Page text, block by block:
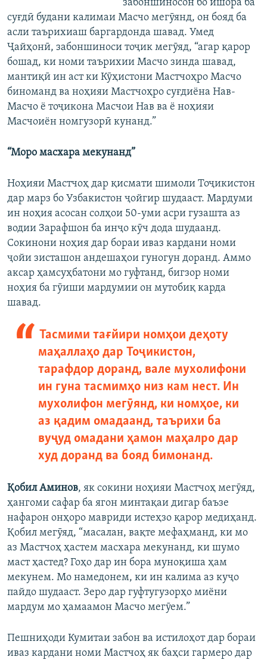
забоншиносон бо ишора ба
суғдӣ будани калимаи Масчо мегӯянд, он бояд ба
асли таърихиаш баргардонда шавад. Умед
Ҷайҳонӣ, забоншиноси тоҷик мегӯяд, “агар қарор
бошад, ки номи таърихии Масчо зинда шавад,
мантиқӣ ин аст ки Кӯҳистони Мастчоҳро Масчо
биноманд ва ноҳияи Мастчоҳро суғдиёна Нав-
Масчо ё тоҷикона Масчои Нав ва ё ноҳияи
Масчоиён номгузорӣ кунанд.”
“Моро масхара мекунанд”
Ноҳияи Мастчоҳ дар қисмати шимоли Тоҷикистон
дар марз бо Узбакистон ҷойгир шудааст. Мардуми
ин ноҳия асосан солҳои 50-уми асри гузашта аз
водии Зарафшон ба инҷо кӯч дода шудаанд.
Сокинони ноҳия дар бораи иваз кардани номи
ҷойи зисташон андешаҳои гуногун доранд. Аммо
аксар ҳамсуҳбатони мо гуфтанд, бигзор номи
ноҳия ба гӯиши мардумии он мутобиқ карда
шавад.
Тасмими тағйири номҳои деҳоту
маҳаллаҳо дар Тоҷикистон,
тарафдор доранд, вале мухолифони
ин гуна тасмимҳо низ кам нест. Ин
мухолифон мегӯянд, ки номҳое, ки
аз қадим омадаанд, таърихи ба
вуҷуд омадани ҳамон маҳалро дар
худ доранд ва бояд бимонанд.
Қобил Аминов, як сокини ноҳияи Мастчоҳ мегӯяд,
ҳангоми сафар ба ягон минтақаи дигар баъзе
нафарон онҳоро мавриди истеҳзо қарор медиҳанд.
Қобил мегӯяд, “масалан, вақте мефаҳманд, ки мо
аз Мастчоҳ ҳастем масхара мекунанд, ки шумо
маст ҳастед? Гоҳо дар ин бора муноқиша ҳам
мекунем. Мо намедонем, ки ин калима аз куҷо
пайдо шудааст. Зеро дар гуфтугузорҳо миёни
мардум мо ҳамаамон Масчо мегӯем.”
Пешниҳоди Кумитаи забон ва истилоҳот дар бораи
иваз кардани номи Мастчоҳ як баҳси гармеро дар